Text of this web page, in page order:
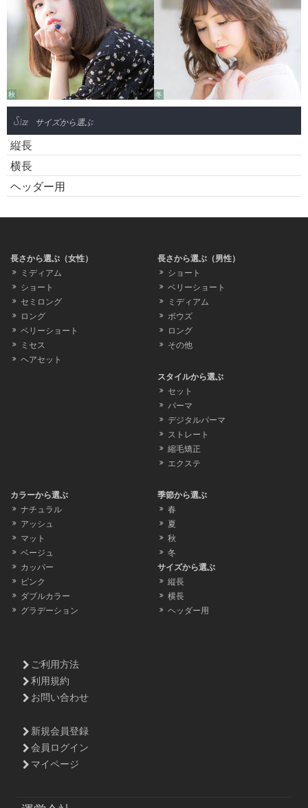
秋 冬
Size サイズから選ぶ
縦長
横長
ヘッダー用
長さから選ぶ（女性）
ミディアム
ショート
セミロング
ロング
ベリーショート
ミセス
ヘアセット
長さから選ぶ（男性）
ショート
ベリーショート
ミディアム
ボウズ
ロング
その他
スタイルから選ぶ
セット
パーマ
デジタルパーマ
ストレート
縮毛矯正
エクステ
カラーから選ぶ
ナチュラル
アッシュ
マット
ベージュ
カッパー
ピンク
ダブルカラー
グラデーション
季節から選ぶ
春
夏
秋
冬
サイズから選ぶ
縦長
横長
ヘッダー用
ご利用方法
利用規約
お問い合わせ
新規会員登録
会員ログイン
マイページ